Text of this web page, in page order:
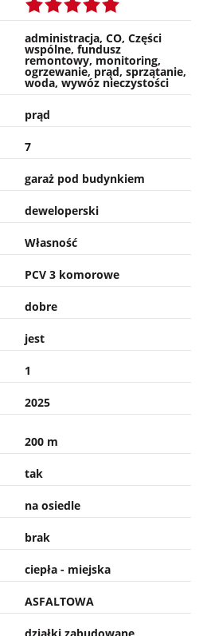
administracja, CO, Części
wspólne, fundusz
remontowy, monitoring,
ogrzewanie, prąd, sprzątanie,
woda, wywóz nieczystości
prąd
7
garaż pod budynkiem
deweloperski
Własność
PCV 3 komorowe
dobre
jest
1
2025
200 m
tak
na osiedle
brak
ciepła - miejska
ASFALTOWA
działki zabudowane